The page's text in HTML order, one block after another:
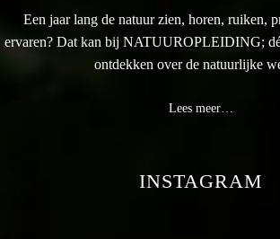
Een jaar lang de natuur zien, horen, ruiken,
ervaren? Dat kan bij NATUUROPLEIDING;
ontdekken over de natuurlijke
Lees meer…
INSTAGRAM